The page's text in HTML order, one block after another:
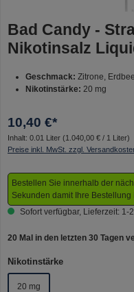
Bad Candy -
Nikotinsalz
Geschmack: Zitrone,
Nikotinstärke: 20 mg
10,40 €*
Inhalt: 0.01 Liter (1.040,00 € / 1 Liter)
Preise inkl. MwSt. zzgl.
Bestellen Sie innerhalb der
Sekunden damit Ihre
Sofort verfügbar, Lieferzeit: 1-
20 Mal in den letzten 30 Tagen
Nikotinstärkeauswählen
20 mg